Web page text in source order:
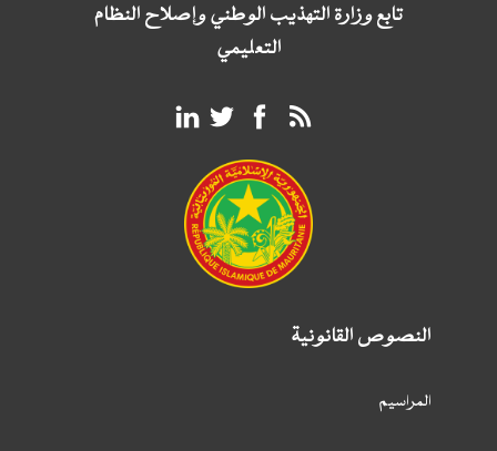
تابع وزارة التهذيب الوطني وإصلاح النظام
التعليمي
النصوص القانونية
المراسيم